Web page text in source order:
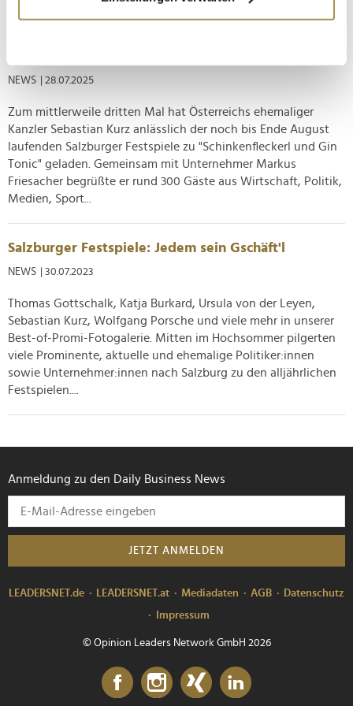
Informationen über Ihre geografische Lage
erfassen, welche bis auf einige Meter genau sein
bestimmten Merkmalen (Fingerprinting) identifizieren
verarbeitet werden, und legen Sie Ihre Präferenzen im
Abschnitt Einzelheiten
fest.
Wir verwenden Cookies, um Inhalte und Anzeigen zu
personalisieren, Funktionen für soziale Medien anbieten
Verwendung unserer Website an unsere Partner für
soziale Medien, Werbung und Analysen weiter. Unsere
weiteren Daten zusammen, die Sie ihnen bereitgestellt
haben oder die sie im Rahmen Ihrer Nutzung der Dienste
gesammelt haben.
NEWS | 28.07.2025
Zum mittlerweile dritten Mal hat Österreichs ehemaliger
Kanzler Sebastian Kurz anlässlich der noch bis Ende August
laufenden Salzburger Festspiele zu "Schinkenfleckerl und Gin
Tonic" geladen. Gemeinsam mit Unternehmer Markus
Friesacher begrüßte er rund 300 Gäste aus Wirtschaft, Politik,
Medien, Sport...
Salzburger Festspiele: Jedem sein Gschäft'l
NEWS | 30.07.2023
Thomas Gottschalk, Katja Burkard, Ursula von der Leyen,
Sebastian Kurz, Wolfgang Porsche und viele mehr in unserer
Best-of-Promi-Fotogalerie. Mitten im Hochsommer pilgerten
viele Prominente, aktuelle und ehemalige Politiker:innen
sowie Unternehmer:innen nach Salzburg zu den alljährlichen
Festspielen....
Anmeldung zu den Daily Business News
JETZT ANMELDEN
LEADERSNET.de LEADERSNET.at Mediadaten AGB
Datenschutz
Impressum
© Opinion Leaders Network GmbH 2026